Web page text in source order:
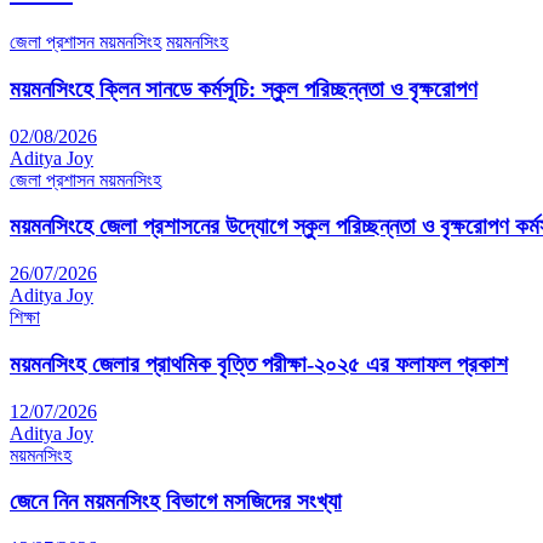
জেলা প্রশাসন ময়মনসিংহ ময়মনসিংহ
ময়মনসিংহে ক্লিন সানডে কর্মসূচি: স্কুল পরিচ্ছন্নতা ও বৃক্ষরোপণ
02/08/2026
Aditya Joy
জেলা প্রশাসন ময়মনসিংহ
ময়মনসিংহে জেলা প্রশাসনের উদ্যোগে স্কুল পরিচ্ছন্নতা ও বৃক্ষরোপণ
26/07/2026
Aditya Joy
শিক্ষা
ময়মনসিংহ জেলার প্রাথমিক বৃত্তি পরীক্ষা-২০২৫ এর ফলাফল প্রকাশ
12/07/2026
Aditya Joy
ময়মনসিংহ
জেনে নিন ময়মনসিংহ বিভাগে মসজিদের সংখ্যা